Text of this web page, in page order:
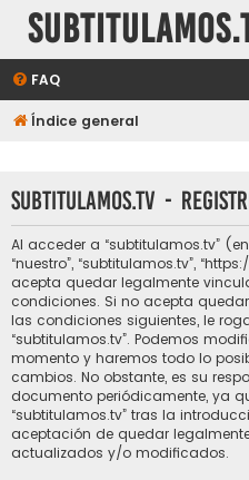
FAQ
Índice general
subtitulamos.tv -
Al acceder a “subtitulamos.tv” (en
“nuestro”, “subtitulamos.tv”,
acepta quedar legalmente
condiciones. Si no acepta
las condiciones siguientes, le
“subtitulamos.tv”. Podemos
momento y haremos todo lo
cambios. No obstante, es su
documento periódicamente, ya
“subtitulamos.tv” tras la
aceptación de quedar
actualizados y/o modificados.